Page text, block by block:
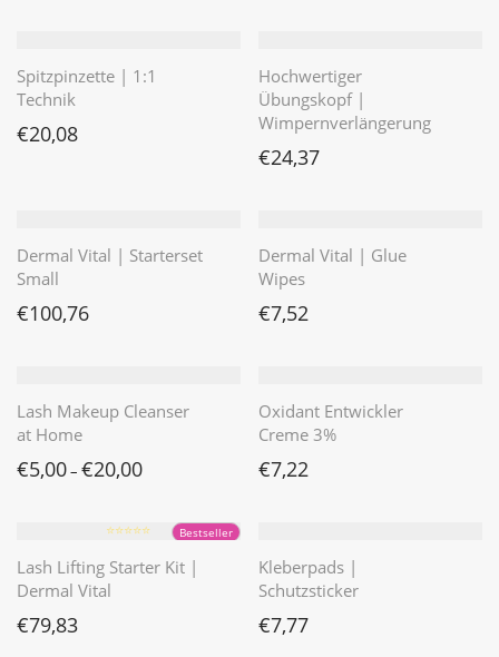
Spitzpinzette | 1:1
Technik
€20,08
Hochwertiger
Übungskopf |
Wimpernverlängerung
€24,37
Dermal Vital | Starterset
Small
€100,76
Dermal Vital | Glue
Wipes
€7,52
Lash Makeup Cleanser
at Home
€5,00– €20,00
Oxidant Entwickler
Creme 3%
€7,22
Bestseller
⭐️⭐️⭐️⭐️⭐️
Lash Lifting Starter Kit |
Dermal Vital
€79,83
Kleberpads |
Schutzsticker
€7,77